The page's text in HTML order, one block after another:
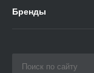
Бренды